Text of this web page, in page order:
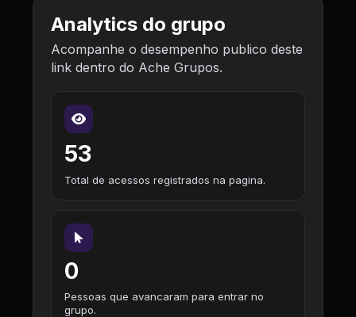
Analytics do grupo
Acompanhe o desempenho publico deste
link dentro do Ache Grupos.
53
Total de acessos registrados na pagina.
0
Pessoas que avancaram para entrar no
grupo.